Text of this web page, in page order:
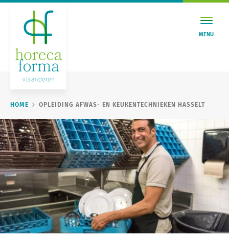
MENU
HOME OPLEIDING AFWAS- EN KEUKENTECHNIEKEN HASSELT